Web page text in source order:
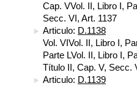
Cap. VVol. II, Libro I,
Secc. VI, Art. 1137
Articulo: D.1138
Vol. VIVol. II, Libro I,
Parte LVol. II, Libro I,
Título II, Cap. V, Secc.
Articulo: D.1139